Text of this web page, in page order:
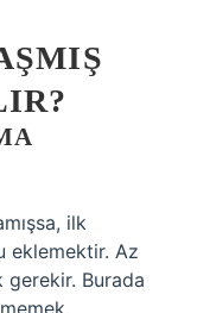
ilk
eklemektir. Az
gerekir. Burada